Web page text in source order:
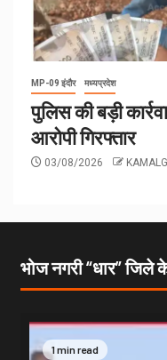
MP-09 इंदौर मध्यप्रदेश
पुलिस की बड़ी
आरोपी गिरफ्तार
03/08/2026
भोज नगरी “धार” जिले
1 min read